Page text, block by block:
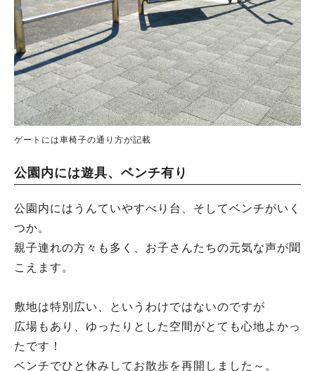
ゲートには車椅子の通り方が記載
公園内には遊具、ベンチ有り
公園内にはうんていやすべり台、そしてベンチがいく
つか。
親子連れの方々も多く、お子さんたちの元気な声が聞
こえます。
敷地は特別広い、というわけではないのですが
広場もあり、ゆったりとした空間がとても心地よかっ
たです！
ベンチでひと休みしてお散歩を再開しました～。